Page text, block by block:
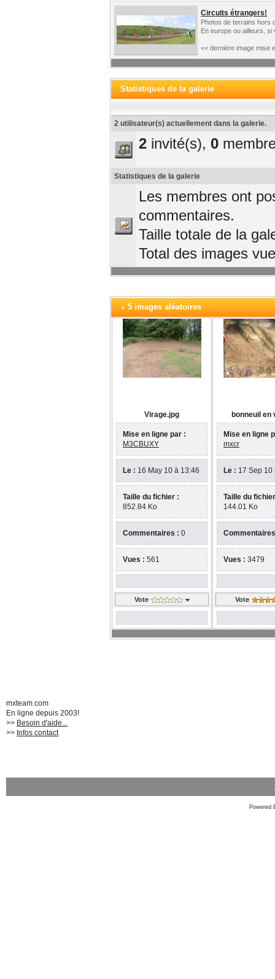
Circuits étrangers!
Photos de terrains hors
En europe ou ailleurs,
<< dernière image mise
Statistiques de la galerie
2 utilisateur(s) actuellement dans la galerie.
2 invité(s), 0
Statistiques de la galerie
Les membres ont
commentaires.
Taille totale de la
Total des images
5 images aléatoires
Virage.jpg
Mise en ligne par :
M3CBUXY
Le : 16 May 10 à 13:46
Taille du fichier :
852.84 Ko
Commentaires : 0
Vues :561
Vote
bonneuil en
Mise en ligne
mxcr
Le : 17 Sep 10
Taille du
144.01 Ko
Vues :3479
Vote
mxteam.com
En ligne depuis 2003!
>> Besoin d'aide...
>> Infos contact
Powered